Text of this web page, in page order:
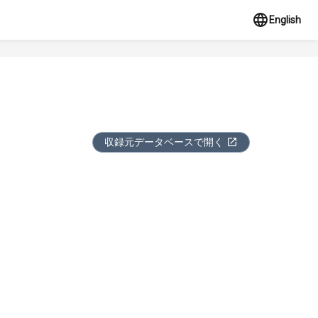
English
収録元データベースで開く